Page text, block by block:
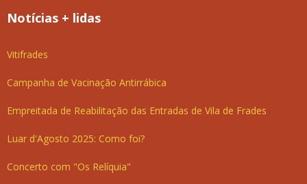
Notícias + lidas
Vitifrades
Campanha de Vacinação Antirrábica
Empreitada de Reabilitação das Entradas de Vila de Frades
Luar d'Agosto 2025: Como foi?
Concerto com "Os Relíquia"